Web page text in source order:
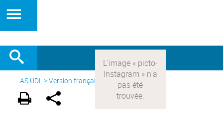
AS UDL>Version française > Les sports >